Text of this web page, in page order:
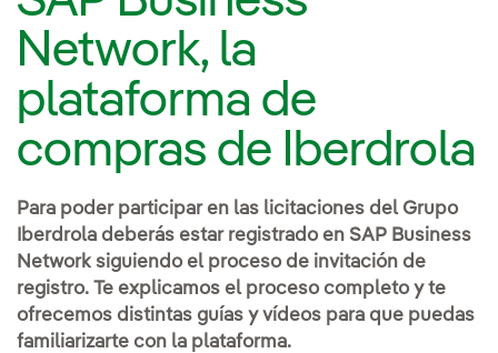
Network, la
plataforma de
compras de Iberdrola
Para poder participar en las licitaciones del Grupo
Iberdrola deberás estar registrado en SAP Business
Network siguiendo el proceso de invitación de
registro. Te explicamos el proceso completo y te
ofrecemos distintas guías y vídeos para que puedas
familiarizarte con la plataforma.